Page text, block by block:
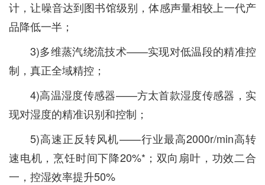
计，让噪音达到图书馆级别，体感声量相较上一代产
品降低一半；
3)多维蒸汽绕流技术——实现对低温段的精准控
制，真正全域精控；
4)高温湿度传感器——方太首款湿度传感器，实
现对湿度的精准识别和控制；
5)高速正反转风机——行业最高2000r/min高转
速电机，烹饪时间下降20%*；双向扇叶，功效二合
一，控湿效率提升50%